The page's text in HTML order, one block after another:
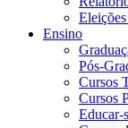
Ensino
Pós-
Cursos
Cursos
Educar-